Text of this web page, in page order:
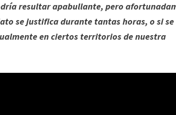
resultar apabullante, pero
se justifica durante tantas horas, o si
en ciertos territorios de nuestra